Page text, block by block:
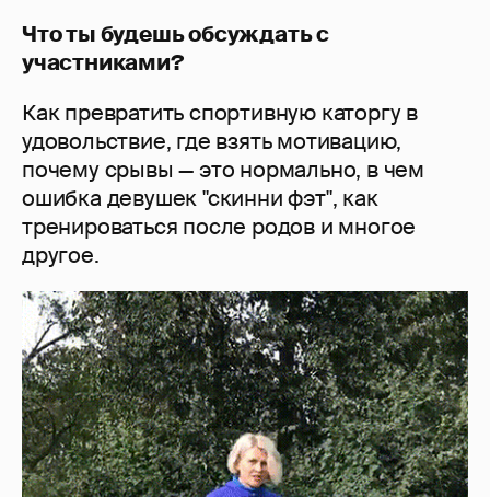
Что ты будешь обсуждать с
участниками?
Как превратить спортивную каторгу в
удовольствие, где взять мотивацию,
почему срывы — это нормально, в чем
ошибка девушек "скинни фэт", как
тренироваться после родов и многое
другое.